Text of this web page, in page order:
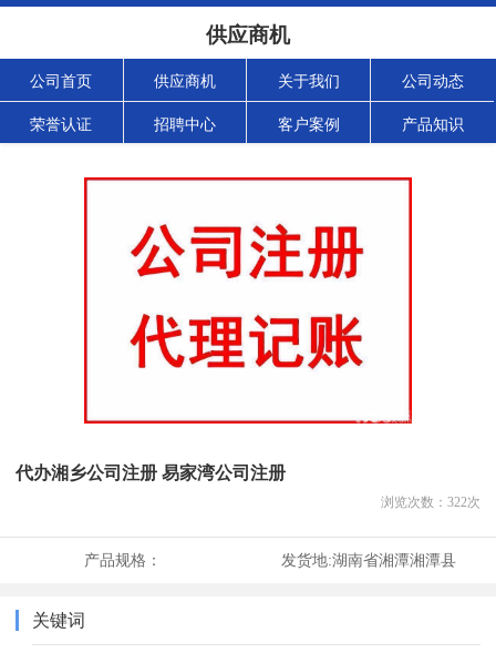
供应商机
公司首页 供应商机 关于我们 公司动态
荣誉认证 招聘中心 客户案例 产品知识
代办湘乡公司注册 易家湾公司注册
浏览次数： 322次
产品规格： 发货地:湖南省湘潭湘潭县
关键词